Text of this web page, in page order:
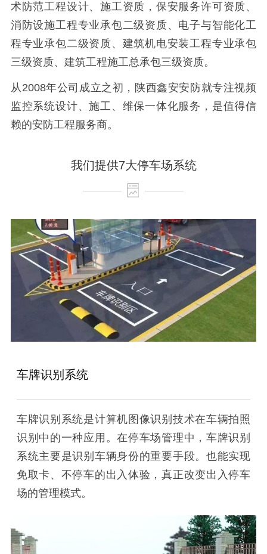
术防范工程设计、施工资质，保安服务许可资质、
消防设施工程专业承包二级资质、电子与智能化工
程专业承包二级资质、建筑机电安装工程专业承包
三级资质、建筑工程施工总承包三级资质。
从2008年公司成立之初，陕西鑫安安防就专注视频
监控系统设计、施工、维保一体化服务，是值得信
赖的安防工程服务商。
我们提供7大停车场系统
车牌识别系统
车牌识别系统是计算机图像识别技术在车辆拍照
识别中的一种应用。在停车场管理中，车牌识别
系统主要是识别车辆身份的重要手段。也能实现
免取卡、不停车的出入体验，真正改变出入停车
场的管理模式。